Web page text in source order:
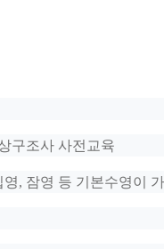
구조사 사전교육
영, 잠영 등 기본수영이